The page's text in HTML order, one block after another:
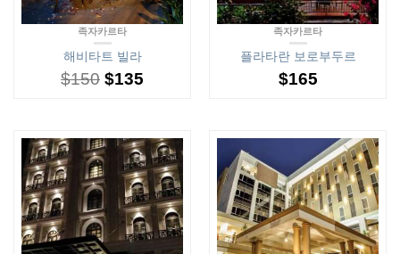
족자카르타
해비타트 빌라
$150 $135
족자카르타
플라타란 보로부두르
$165